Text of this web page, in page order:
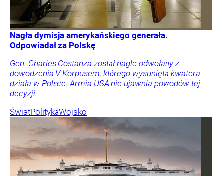
Nagła dymisja amerykańskiego generała.
Odpowiadał za Polskę
Gen. Charles Costanza został nagle odwołany z
dowodzenia V Korpusem, którego wysunięta kwatera
działa w Polsce. Armia USA nie ujawnia powodów tej
decyzji.
ŚwiatPolitykaWojsko